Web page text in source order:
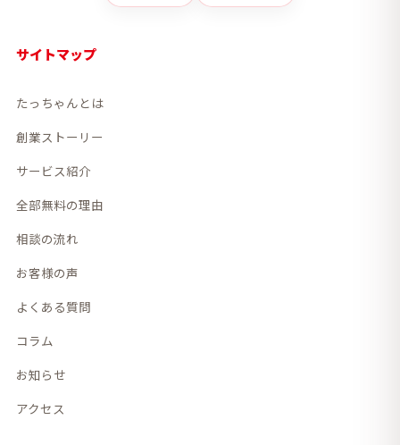
サイトマップ
たっちゃんとは
創業ストーリー
サービス紹介
全部無料の理由
相談の流れ
お客様の声
よくある質問
コラム
お知らせ
アクセス